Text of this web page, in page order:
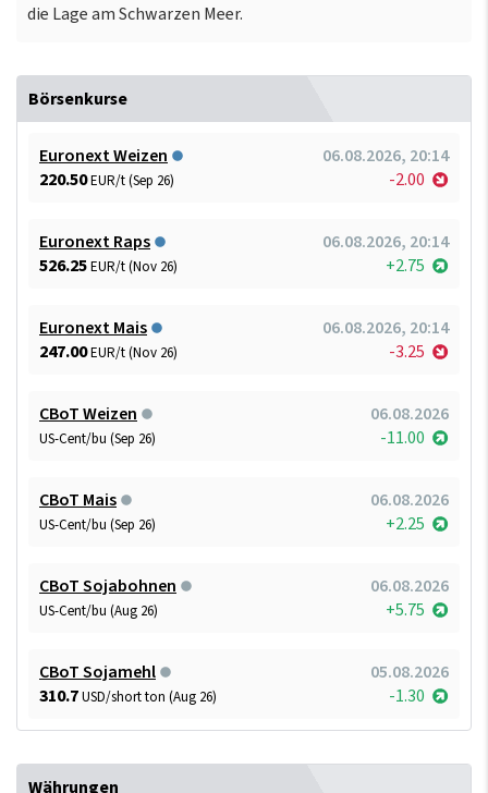
die Lage am Schwarzen Meer.
Börsenkurse
Euronext Weizen
06.08.2026, 20:14
220.50EUR/t (Sep 26) -2.00
Euronext Raps
06.08.2026, 20:14
526.25EUR/t (Nov 26) +2.75
Euronext Mais
06.08.2026, 20:14
247.00EUR/t (Nov 26) -3.25
CBoT Weizen 06.08.2026
US-Cent/bu (Sep 26) -11.00
CBoT Mais 06.08.2026
US-Cent/bu (Sep 26) +2.25
CBoT Sojabohnen 06.08.2026
US-Cent/bu (Aug 26) +5.75
CBoT Sojamehl
05.08.2026
310.7USD/short ton (Aug 26) -1.30
Währungen